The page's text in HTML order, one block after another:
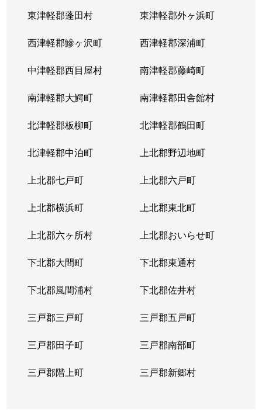
東津軽郡蓬田村 東津軽郡外ヶ浜町
西津軽郡鰺ヶ沢町 西津軽郡深浦町
中津軽郡西目屋村 南津軽郡藤崎町
南津軽郡大鰐町 南津軽郡田舎館村
北津軽郡板柳町 北津軽郡鶴田町
北津軽郡中泊町 上北郡野辺地町
上北郡七戸町 上北郡六戸町
上北郡横浜町 上北郡東北町
上北郡六ヶ所村 上北郡おいらせ町
下北郡大間町 下北郡東通村
下北郡風間浦村 下北郡佐井村
三戸郡三戸町 三戸郡五戸町
三戸郡田子町 三戸郡南部町
三戸郡階上町 三戸郡新郷村